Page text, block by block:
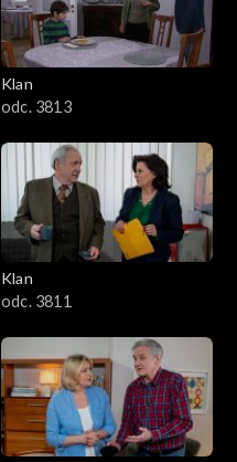
Klan
odc. 3813
Klan
odc. 3811